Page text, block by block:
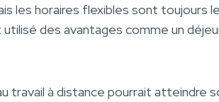
les horaires flexibles sont toujours
des avantages comme un
travail à distance pourrait atteindre